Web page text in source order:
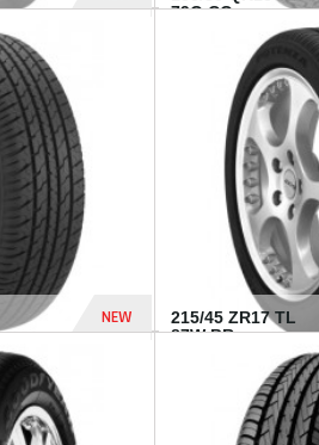
1 182 Dhs
79Q CO...
NEW
837 Dhs
215/45 ZR17 TL
87W BR...